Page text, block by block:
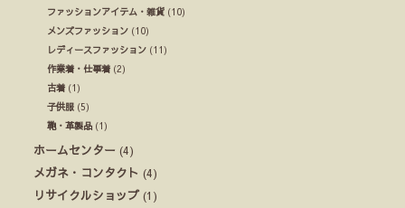
ファッションアイテム・雑貨 (10)
メンズファッション (10)
レディースファッション (11)
作業着・仕事着 (2)
古着 (1)
子供服 (5)
鞄・革製品 (1)
ホームセンター (4)
メガネ・コンタクト (4)
リサイクルショップ (1)